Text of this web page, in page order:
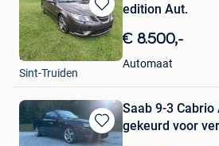
Bewaren
in
Mijn
Favorieten
edition Aut.
€ 8.500,-
Automaat
Hakan K.
Sint-Truiden
Bewaren
Saab 9-3
gekeurd voor